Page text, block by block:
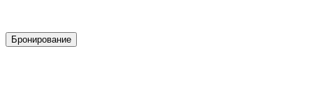
Бронирование